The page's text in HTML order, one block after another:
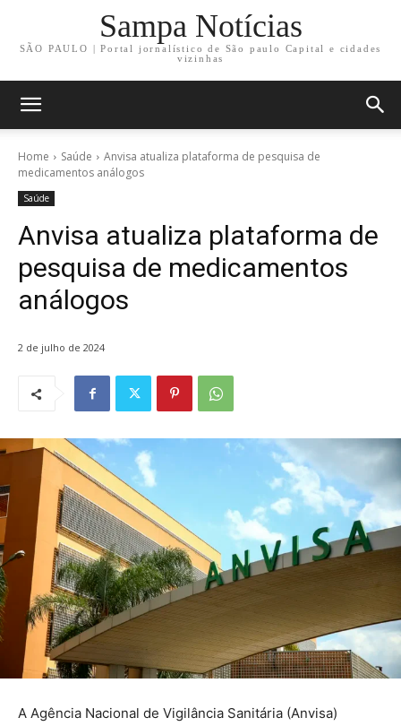
Sampa Notícias
SÃO PAULO | Portal jornalístico de São paulo Capital e cidades
vizinhas
Home Saúde
Anvisa atualiza plataforma de pesquisa de
medicamentos análogos
Saúde
Anvisa atualiza plataforma de
pesquisa de medicamentos
análogos
2 de julho de 2024
A Agência Nacional de Vigilância Sanitária (Anvisa)